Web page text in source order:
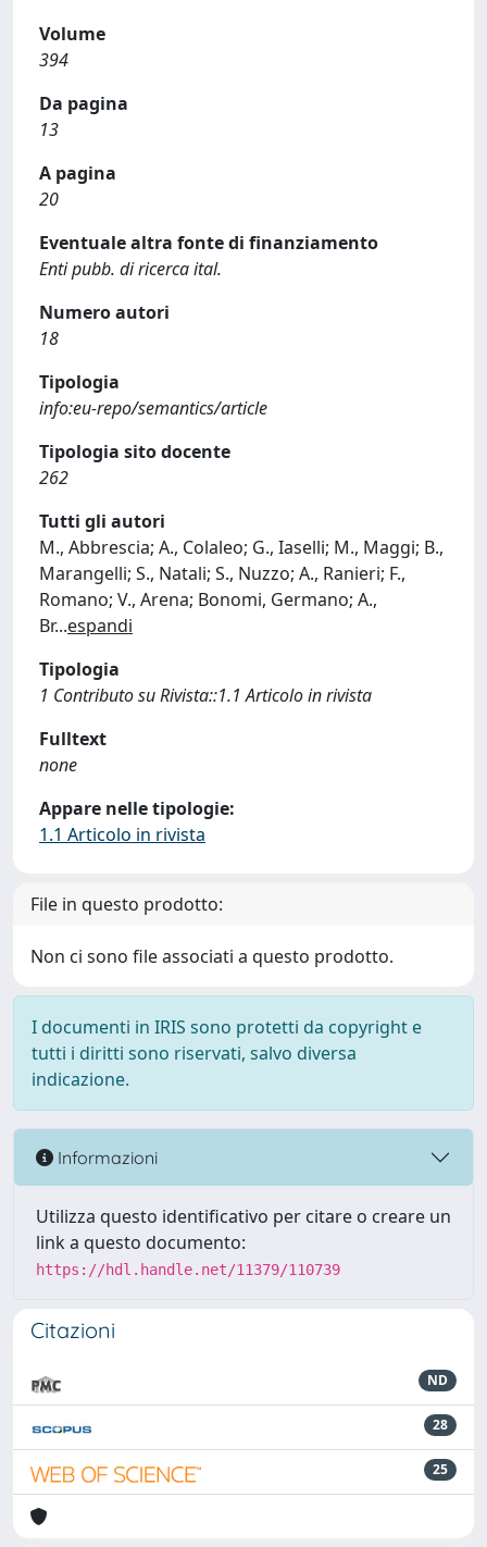
Volume
394
Da pagina
13
A pagina
20
Eventuale altra fonte di finanziamento
Enti pubb. di ricerca ital.
Numero autori
18
Tipologia
info:eu-repo/semantics/article
Tipologia sito docente
262
Tutti gli autori
M., Abbrescia; A., Colaleo; G., Iaselli; M., Maggi; B.,
Marangelli; S., Natali; S., Nuzzo; A., Ranieri; F.,
Romano; V., Arena; Bonomi, Germano; A.,
Br...espandi
Tipologia
1 Contributo su Rivista::1.1 Articolo in rivista
Fulltext
none
Appare nelle tipologie:
1.1 Articolo in rivista
File in questo prodotto:
Non ci sono file associati a questo prodotto.
I documenti in IRIS sono protetti da copyright e
tutti i diritti sono riservati, salvo diversa
indicazione.
Informazioni
Utilizza questo identificativo per citare o creare un
link a questo documento:
https://hdl.handle.net/11379/110739
Citazioni
ND
28
25